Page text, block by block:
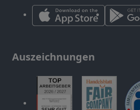
Auszeichnungen